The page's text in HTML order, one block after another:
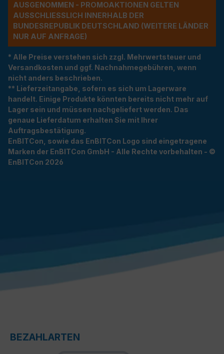
USGENOMMEN - PROMOAKTIONEN GELTEN A
USSCHLIESSLICH INNERHALB DER BU
NDESREPUBLIK DEUTSCHLAND (WEITERE LÄNDER NU
R AUF ANFRAGE)
* Alle Preise verstehen sich zzgl. Mehrwertsteuer und
Versandkosten und ggf. Nachnahmegebühren, wenn
nicht anders beschrieben.
** Lieferzeitangabe, sofern es sich um Lagerware
handelt. Einige Produkte könnten bereits nicht mehr auf
Lager sein und müssen nachgeliefert werden. Das
genaue Lieferdatum erhalten Sie mit Ihrer
Auftragsbestätigung.
EnBITCon, sowie das EnBITCon Logo sind eingetragene
Marken der EnBITCon GmbH - Alle Rechte vorbehalten - ©
EnBITCon 2026
BEZAHLARTEN